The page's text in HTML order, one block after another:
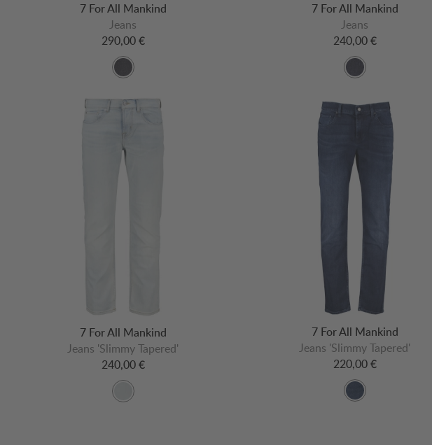
7 For All Mankind
Jeans
290,00 €
7 For All Mankind
Jeans
240,00 €
7 For All Mankind
Jeans 'Slimmy Tapered'
240,00 €
7 For All Mankind
Jeans 'Slimmy Tapered'
220,00 €